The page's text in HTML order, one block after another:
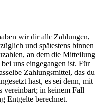
wir dir alle Zahlungen,
und spätestens binnen
an dem die Mitteilung
uns eingegangen ist. Für
Zahlungsmittel, das du
hast, es sei denn, mit
vereinbart; in keinem Fall
Entgelte berechnet.